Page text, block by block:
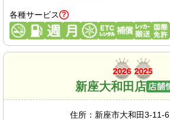
各種サービス
新座大和田店
住所： 新座市大和田3-11-6